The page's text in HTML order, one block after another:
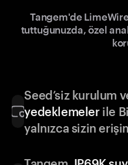
Tangem'de LimeWire
tuttuğunuzda, özel
Seed’siz kurulum
yedeklemelerile
yalnızca sizin